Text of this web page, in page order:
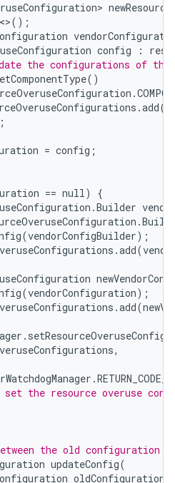
<>();
config :
the configurations of the
()
.
.add(
;
= config ;
== null)
{
.Builder
.
(vendorConfigBuilder);
.add(
(vendorConfiguration);
.add(
.
,
.
the resource overuse
the old configuration
updateConfig(
oldConfiguration